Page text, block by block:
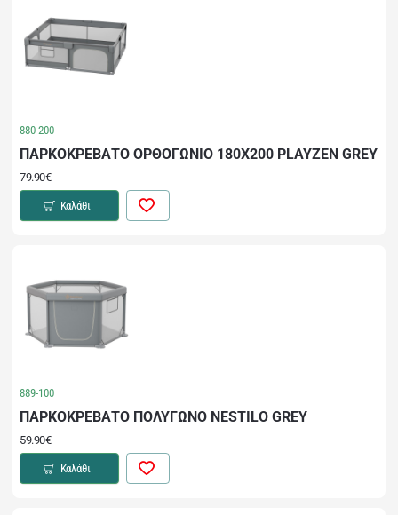
880-200
ΠΑΡΚΟΚΡΕΒΑΤΟ ΟΡΘΟΓΩΝΙΟ 180Χ200 PLAYZEN GREY
79.90€
Καλάθι
889-100
ΠΑΡΚΟΚΡΕΒΑΤΟ ΠΟΛΥΓΩΝΟ NESTILO GREY
59.90€
Καλάθι